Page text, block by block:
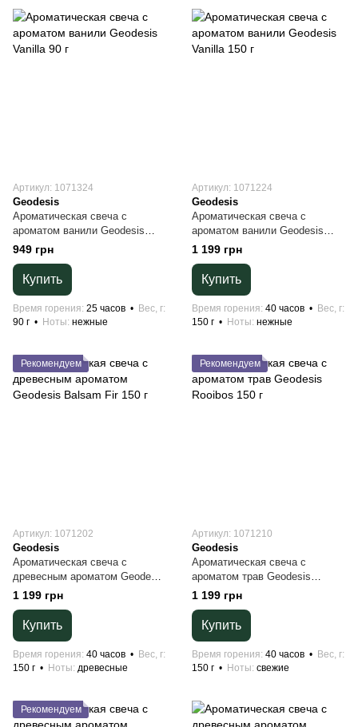
Артикул: 1071324
Geodesis
Ароматическая свеча с
ароматом ванили Geodesis
Vanilla 90 г
949 грн
Купить
Время горения 25 часов
Вес, г
90 г
Ноты нежные
Артикул: 1071224
Geodesis
Ароматическая свеча с
ароматом ванили Geodesis
Vanilla 150 г
1 199 грн
Купить
Время горения 40 часов
Вес, г
150 г
Ноты нежные
Рекомендуем
Артикул: 1071202
Geodesis
Ароматическая свеча с
древесным ароматом Geodesis
Balsam Fir 150 г
1 199 грн
Купить
Время горения 40 часов
Вес, г
150 г
Ноты древесные
Рекомендуем
Артикул: 1071210
Geodesis
Ароматическая свеча с
ароматом трав Geodesis
Rooibos 150 г
1 199 грн
Купить
Время горения 40 часов
Вес, г
150 г
Ноты свежие
Рекомендуем